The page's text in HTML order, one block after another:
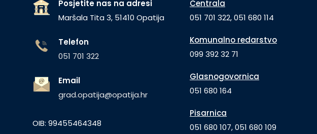
Posjetite nas na adresi
Maršala Tita 3, 51410 Opatija
Telefon
051 701 322
Email
grad.opatija@opatija.hr
OIB: 99455464348
Centrala
051 701 322, 051 680 114
Komunalno redarstvo
099 392 32 71
Glasnogovornica
051 680 164
Pisarnica
051 680 107, 051 680 109